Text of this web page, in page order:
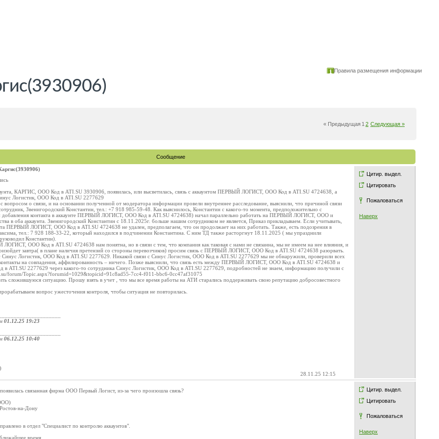
Правила размещения информации
« Предыдущая 1 2 Следующая »
Сообщение
Цитир. выдел.
Цитировать
Пожаловаться
Наверх
КАРГИС, ООО Код в ATI.SU 3930906, появилась, или высветилась, связь с аккаунтом ПЕРВЫЙ ЛОГИСТ, ООО Код в ATI.SU 4724638, а
Логистик, ООО Код в ATI.SU 2277629
вопросом о связи, и на основании полученной от модератора информации провели внутреннее расследование, выяснили, что причиной связи
Звенигородский Константин, тел.: +7 918 985-59-48. Как выяснилось, Константин с какого-то момента, предположительно с
добавления контакта в аккаунте ПЕРВЫЙ ЛОГИСТ, ООО Код в ATI.SU 4724638) начал параллельно работать на ПЕРВЫЙ ЛОГИСТ, ООО и
в оба аккаунта. Звенигородский Константин с 18.11.2025г. больше нашим сотрудником не является, Приказ прикладываем. Если учитывать,
ПЕРВЫЙ ЛОГИСТ, ООО Код в ATI.SU 4724638 не удален, предполагаем, что он продолжает на них работать. Также, есть подозрения в
тел.: 7 928 188-33-22, который находился в подчинении Константина. С ним ТД также расторгнут 18.11.2025 ( мы упразднили
Константин).
ООО Код в ATI.SU 4724638 нам понятна, но в связи с тем, что компания как таковая с нами не связанна, мы не имеем на нее влияния, и
завтра( в плане наличия претензий со стороны перевозчиков) просим связь с ПЕРВЫЙ ЛОГИСТ, ООО Код в ATI.SU 4724638 разорвать.
Синус Логистик, ООО Код в ATI.SU 2277629. Никакой связи с Синус Логистик, ООО Код в ATI.SU 2277629 мы не обнаружили, проверили всех
на совпадения, аффилированность – ничего. Позже выяснили, что связь есть между ПЕРВЫЙ ЛОГИСТ, ООО Код в ATI.SU 4724638 и
ATI.SU 2277629 через какого-то сотрудника Синус Логистик, ООО Код в ATI.SU 2277629, подробностей не знаем, информацию получили с
forum/Topic.aspx?forumid=1029&topicid=91c8ad55-7cc4-f011-bbc6-0cc47af31075
сложившуюся ситуацию. Прошу взять в учет , что мы все время работы на АТИ старались поддерживать свою репутацию добросовестного
вопрос ужесточения контроля, чтобы ситуация не повторилась.
01.12.25 19:23
06.12.25 10:40
28.11.25 12:15
Цитир. выдел.
Цитировать
Пожаловаться
Наверх
связанная фирма ООО Первый Логист, из-за чего произошла связь?
на-Дону
в отдел "Специалист по контролю аккаунтов".
время.